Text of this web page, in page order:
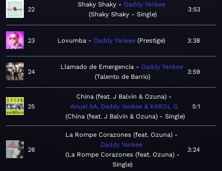
22
Shaky Shaky
Daddy Yankee
Shaky Shaky - Single
3:53
23 Lovumba Daddy Yankee Prestige 3:38
24
Llamado de Emergencia
Daddy Yankee
Talento de Barrio
3:59
25
China (feat. J Balvin & Ozuna)
Anuel AA, Daddy Yankee & KAROL G
China (feat. J Balvin & Ozuna) - Single
5:1
26
La Rompe Corazones (feat. Ozuna)
Daddy Yankee
La Rompe Corazones (feat. Ozuna) -
Single
3:24